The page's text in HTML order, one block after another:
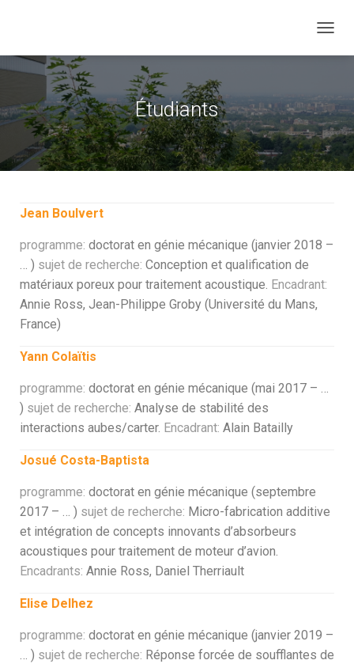
O
L
E
N
A
V
I
O
Étudiants
Jean Boulvert
programme: doctorat en génie mécanique (janvier 2018 –
… ) sujet de recherche: Conception et qualification de
matériaux poreux pour traitement acoustique. Encadrant:
Annie Ross, Jean-Philippe Groby (Université du Mans,
France)
Yann Colaïtis
programme: doctorat en génie mécanique (mai 2017 – …
) sujet de recherche: Analyse de stabilité des
interactions aubes/carter. Encadrant: Alain Batailly
Josué Costa-Baptista
programme: doctorat en génie mécanique (septembre
2017 – … ) sujet de recherche: Micro-fabrication additive
et intégration de concepts innovants d’absorbeurs
acoustiques pour traitement de moteur d’avion.
Encadrants: Annie Ross, Daniel Therriault
Elise Delhez
programme: doctorat en génie mécanique (janvier 2019 –
… ) sujet de recherche: Réponse forcée de soufflantes de